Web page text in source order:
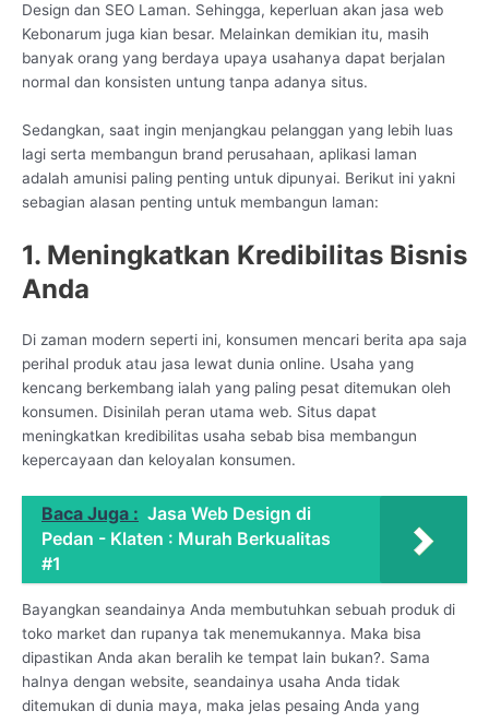
Design dan SEO Laman. Sehingga, keperluan akan jasa web
Kebonarum juga kian besar. Melainkan demikian itu, masih
banyak orang yang berdaya upaya usahanya dapat berjalan
normal dan konsisten untung tanpa adanya situs.
Sedangkan, saat ingin menjangkau pelanggan yang lebih luas
lagi serta membangun brand perusahaan, aplikasi laman
adalah amunisi paling penting untuk dipunyai. Berikut ini yakni
sebagian alasan penting untuk membangun laman:
1. Meningkatkan Kredibilitas Bisnis
Anda
Di zaman modern seperti ini, konsumen mencari berita apa saja
perihal produk atau jasa lewat dunia online. Usaha yang
kencang berkembang ialah yang paling pesat ditemukan oleh
konsumen. Disinilah peran utama web. Situs dapat
meningkatkan kredibilitas usaha sebab bisa membangun
kepercayaan dan keloyalan konsumen.
Baca Juga : Jasa Web Design di
Pedan - Klaten : Murah Berkualitas
#1
Bayangkan seandainya Anda membutuhkan sebuah produk di
toko market dan rupanya tak menemukannya. Maka bisa
dipastikan Anda akan beralih ke tempat lain bukan?. Sama
halnya dengan website, seandainya usaha Anda tidak
ditemukan di dunia maya, maka jelas pesaing Anda yang